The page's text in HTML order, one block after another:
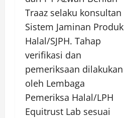
Traaz selaku konsultan
Sistem Jaminan Produk
Halal/SJPH. Tahap
verifikasi dan
pemeriksaan dilakukan
oleh Lembaga
Pemeriksa Halal/LPH
Equitrust Lab sesuai